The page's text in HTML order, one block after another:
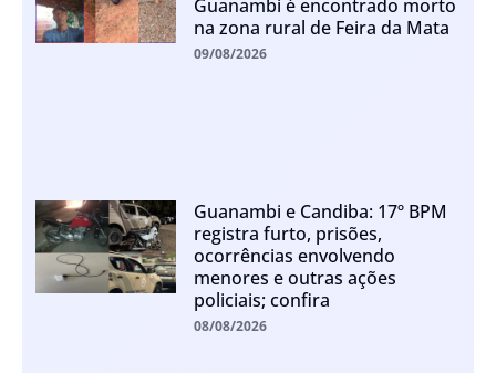
Guanambi é encontrado morto
na zona rural de Feira da Mata
09/08/2026
Guanambi e Candiba: 17º BPM
registra furto, prisões,
ocorrências envolvendo
menores e outras ações
policiais; confira
08/08/2026